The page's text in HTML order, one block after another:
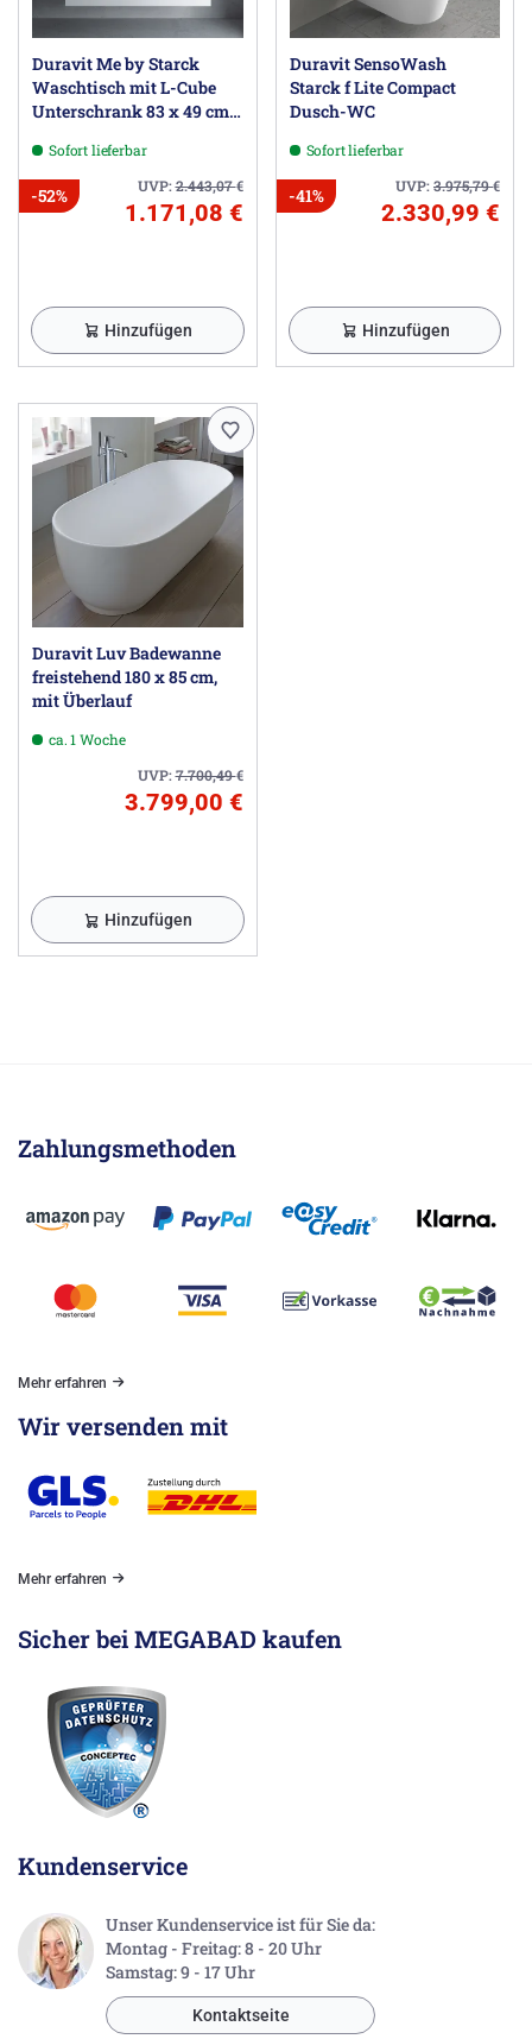
Duravit Me by Starck
Waschtisch mit L-Cube
Unterschrank 83 x 49 cm
Sofort lieferbar
UVP:2.443,07€
-52%
1.171,08 €
Hinzufügen
Duravit SensoWash
Starck f Lite Compact
Dusch-WC
Sofort lieferbar
UVP:3.975,79€
-41%
2.330,99 €
Hinzufügen
Duravit Luv Badewanne
freistehend 180 x 85 cm,
mit Überlauf
ca. 1 Woche
UVP:7.700,49€
3.799,00 €
Hinzufügen
Zahlungsmethoden
Mehr erfahren
Wir versenden mit
Mehr erfahren
Sicher bei MEGABAD kaufen
Kundenservice
Unser Kundenservice ist für Sie da:
Montag - Freitag: 8 - 20 Uhr
Samstag: 9 - 17 Uhr
Kontaktseite